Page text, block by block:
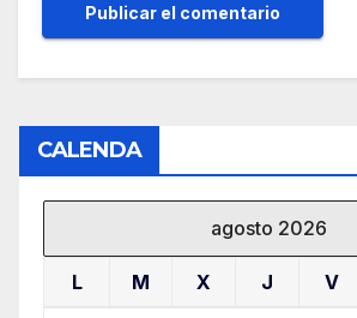
CALENDA
agosto 2026
L M X J V